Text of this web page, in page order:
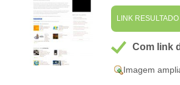
LINK RESULTADO
Com link
Imagem